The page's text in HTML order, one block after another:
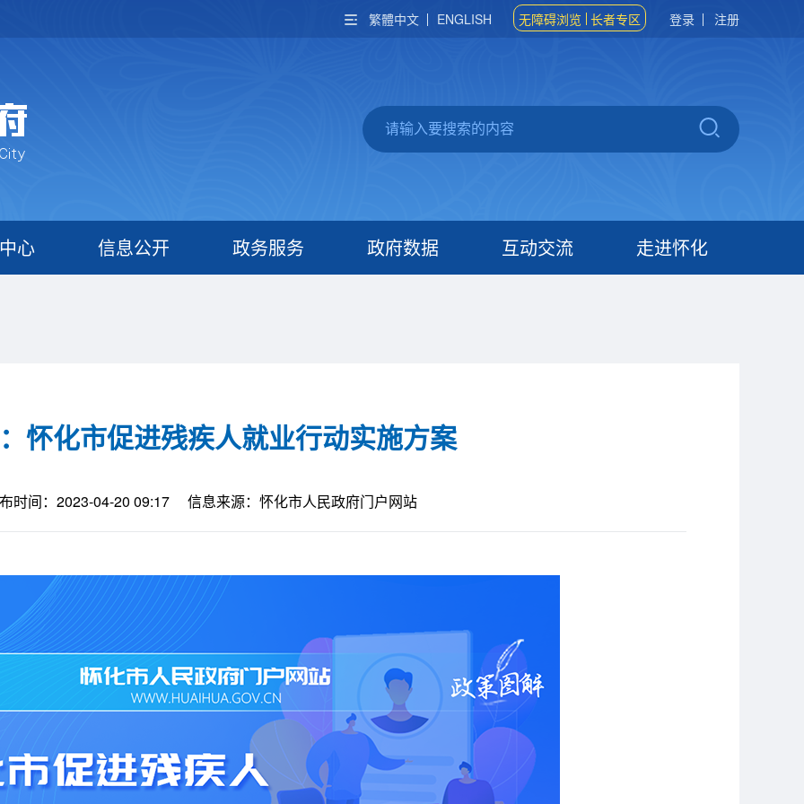
繁體中文 ENGLISH 无障碍浏览 长者专区 登录 注册
心 信息公开 政务服务 政府数据 互动交流 走进怀化
怀化市促进残疾人就业行动实施方案
时间：2023-04-20 09:17 信息来源：怀化市人民政府门户网站